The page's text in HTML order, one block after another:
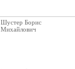
Шустер Борис
Михайлович